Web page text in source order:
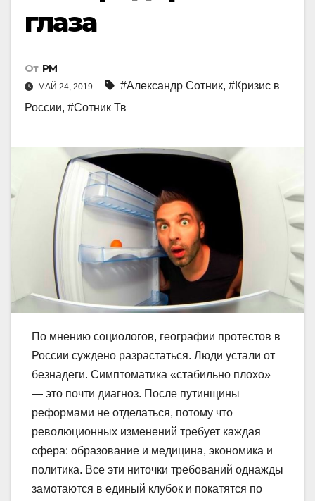
глаза
От РМ
МАЙ 24, 2019 #Александр Сотник, #Кризис в
России, #Сотник Тв
По мнению социологов, географии протестов в
России суждено разрастаться. Люди устали от
безнадеги. Симптоматика «стабильно плохо»
— это почти диагноз. После путинщины
реформами не отделаться, потому что
революционных изменений требует каждая
сфера: образование и медицина, экономика и
политика. Все эти ниточки требований однажды
замотаются в единый клубок и покатятся по